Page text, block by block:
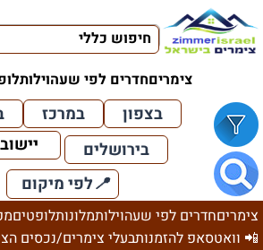
חיפוש כללי
צימריםחדרים לפי שעהוילות
בצפון במרכז
בירושלים
📍לפי מיקום
צימריםחדרים לפי שעהוילותמלונותלופטים
📲 וואטסאפ להזמנותבעלי צימרים/נכסים